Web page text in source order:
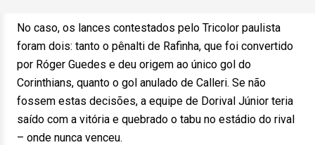
No caso, os lances contestados pelo Tricolor paulista
foram dois: tanto o pênalti de Rafinha, que foi convertido
por Róger Guedes e deu origem ao único gol do
Corinthians, quanto o gol anulado de Calleri. Se não
fossem estas decisões, a equipe de Dorival Júnior teria
saído com a vitória e quebrado o tabu no estádio do rival
– onde nunca venceu.